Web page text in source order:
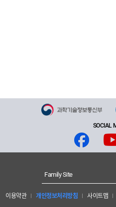
SOCIAL
이용약관 개인정보처리방침 사이트맵
Family Site